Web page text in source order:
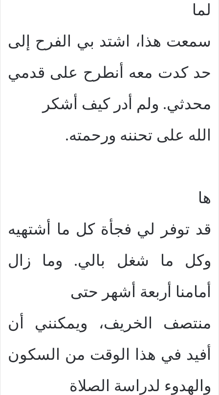
لما
سمعت هذا، اشتد بي الفرح إلى
حد كدت معه أنطرح على قدمي
محدثي. ولم أدر كيف أشكر
الله على تحننه ورحمته.
ها
قد توفر لي فجأة كل ما أشتهيه
وكل ما شغل بالي. وما زال
أمامنا أربعة أشهر حتى
منتصف الخريف، ويمكنني أن
أفيد في هذا الوقت من السكون
والهدوء لدراسة الصلاة